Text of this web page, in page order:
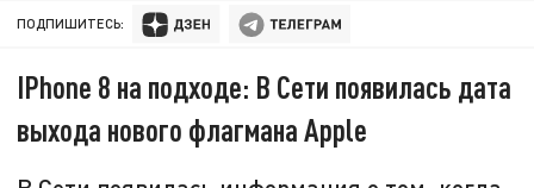
ПОДПИШИТЕСЬ:
IPhone 8 на подходе: В Сети появилась дата
выхода нового флагмана Apple